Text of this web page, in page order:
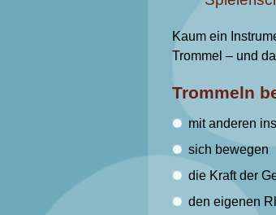
Kaum ein
Trommel – und
Trommeln
mit anderen
sich bewegen
die Kraft der
den eigenen